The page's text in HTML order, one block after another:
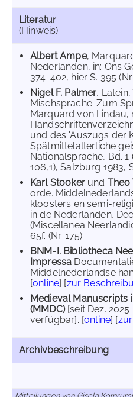
Literatur
(Hinweis)
Albert Ampe,
Nederlanden, in: Ons
374-402, hier S. 395
Nigel F. Palmer,
Mischsprache. Zum
Marquard von Lindau,
und des 'Auszugs der
Spätmittelalterliche
Nationalsprache, Bd.
106,1), Salzburg 1983,
Karl Stookerund Theo
orde.
kloosters en semi-
in de Nederlanden,
(Miscellanea
65f. (Nr. 175).
BNM-I. Bibliotheca
Impressa
Middelnederlandse
[online] [zur
Medieval Manuscripts
(MMDC)[seit Dez.
verfügbar]. [online] [
Archivbeschreibung
---